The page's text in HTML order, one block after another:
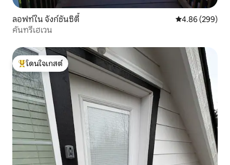
ลอฟท์ใน จังก์ชันซิตี้ คะแนนเฉลี่ย
4.86 (299)
คันทรีเฮเวน
โดนใจเกสต์ที่สุด
โดนใจเกสต์